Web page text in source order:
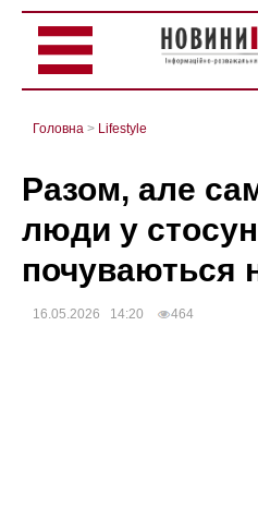
Головна > Lifestyle
Разом, але
люди у
почуваються
16.05.2026 14:20 464